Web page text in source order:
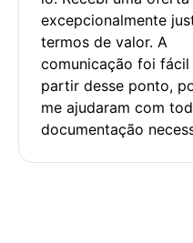
excepcionalmente
termos de valor. A
comunicação foi fácil
partir desse ponto,
me ajudaram com
documentação